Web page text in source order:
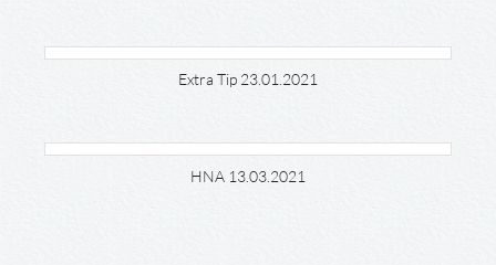
Extra Tip 23.01.2021
HNA 13.03.2021